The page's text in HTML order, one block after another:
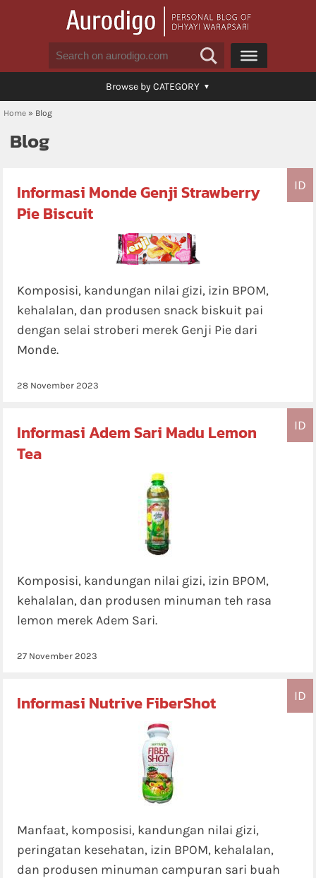
Browse by CATEGORY
Home » Blog
Blog
ID
Informasi Monde Genji Strawberry
Pie Biscuit
Komposisi, kandungan nilai gizi, izin BPOM,
kehalalan, dan produsen snack biskuit pai
dengan selai stroberi merek Genji Pie dari
Monde.
28 November 2023
ID
Informasi Adem Sari Madu Lemon
Tea
Komposisi, kandungan nilai gizi, izin BPOM,
kehalalan, dan produsen minuman teh rasa
lemon merek Adem Sari.
27 November 2023
ID
Informasi Nutrive FiberShot
Manfaat, komposisi, kandungan nilai gizi,
peringatan kesehatan, izin BPOM, kehalalan,
dan produsen minuman campuran sari buah